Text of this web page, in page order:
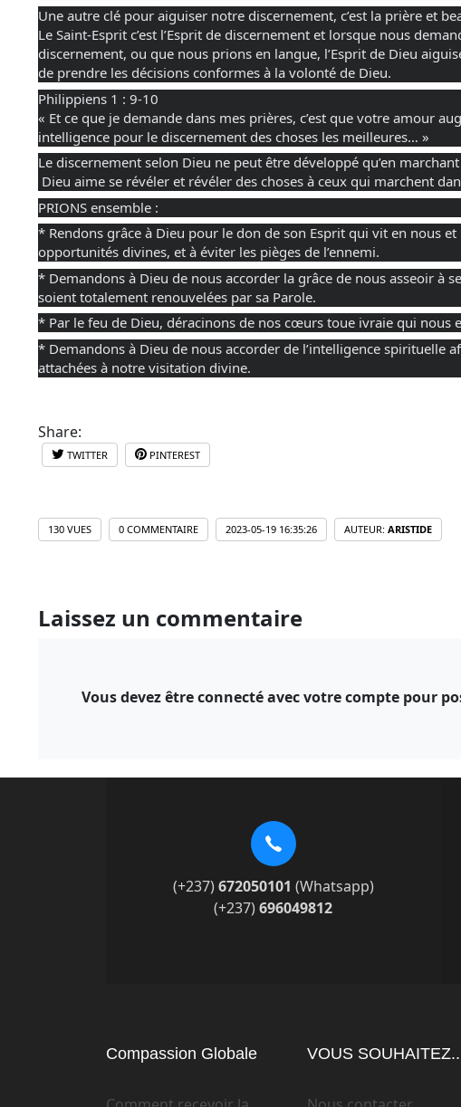
Une autre clé pour aiguiser notre discernement, c’est la prière et
Le Saint-Esprit c’est l’Esprit de discernement et lorsque nous
discernement, ou que nous prions en langue, l’Esprit de Dieu
de prendre les décisions conformes à la volonté de Dieu.
Philippiens 1 : 9-10
« Et ce que je demande dans mes prières, c’est que votre amour
intelligence pour le discernement des choses les meilleures… »
Le discernement selon Dieu ne peut être développé qu’en
Dieu aime se révéler et révéler des choses à ceux qui marchent
PRIONS ensemble :
* Rendons grâce à Dieu pour le don de son Esprit qui vit en nous
opportunités divines, et à éviter les pièges de l’ennemi.
* Demandons à Dieu de nous accorder la grâce de nous asseoir à
soient totalement renouvelées par sa Parole.
* Par le feu de Dieu, déracinons de nos cœurs toue ivraie qui nous
* Demandons à Dieu de nous accorder de l’intelligence spirituelle
attachées à notre visitation divine.
Share:
TWITTER PINTEREST
130 VUES 0 COMMENTAIRE 2023-05-19 16:35:26 AUTEUR: ARISTIDE
Laissez un commentaire
Vous devez être connecté avec votre compte pour
(+237) 672050101 (Whatsapp)
(+237)696049812
Compassion Globale VOUS